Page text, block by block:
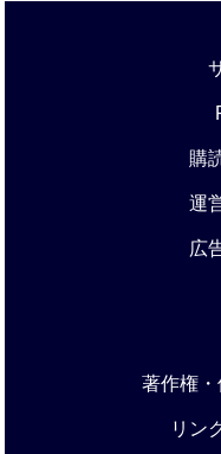
購
運
広
著作権
リン